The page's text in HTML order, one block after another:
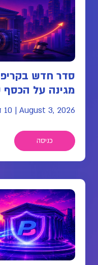
סדר חדש
מגינה על
August 3, 2026
| 10 דקות
כניסה